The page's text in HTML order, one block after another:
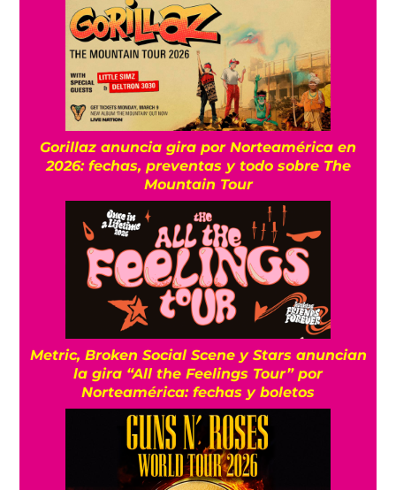
Gorillaz anuncia gira por Norteamérica en
2026: fechas, preventas y todo sobre The
Mountain Tour
Metric, Broken Social Scene y Stars anuncian
la gira “All the Feelings Tour” por
Norteamérica: fechas y boletos